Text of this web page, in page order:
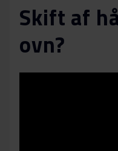
Skift af
ovn?